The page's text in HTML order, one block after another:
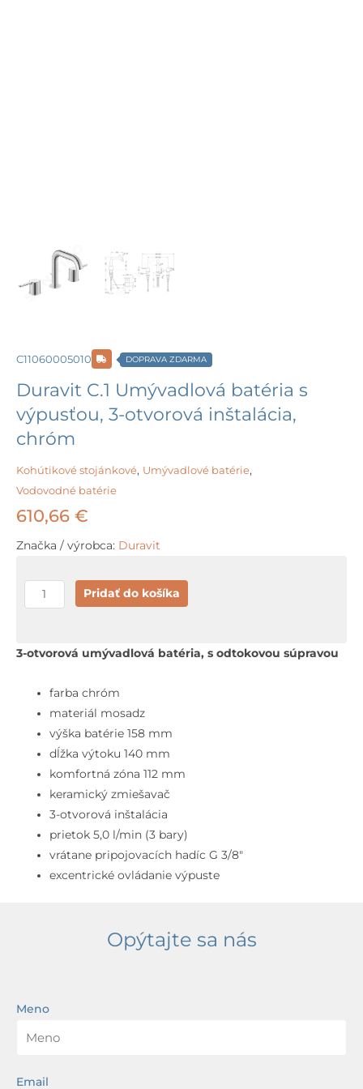
C11060005010 DOPRAVA ZDARMA
Duravit C.1 Umývadlová batéria s
výpusťou, 3-otvorová inštalácia,
chróm
Kohútikové stojánkové, Umývadlové batérie,
Vodovodné batérie
610,66 €
Značka / výrobca: Duravit
množstvo
Duravit
Umývadlová
výpusťou,
otvorová
inštalácia,
chróm
Pridať do košíka
3-otvorová umývadlová batéria, s odtokovou súpravou
farba chróm
materiál mosadz
výška batérie 158 mm
dĺžka výtoku 140 mm
komfortná zóna 112 mm
keramický zmiešavač
3-otvorová inštalácia
prietok 5,0 l/min (3 bary)
vrátane pripojovacích hadíc G 3/8″
excentrické ovládanie výpuste
Opýtajte sa nás
Meno
Email